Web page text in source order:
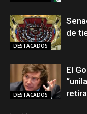
DESTACADOS
de
DESTACADOS
El